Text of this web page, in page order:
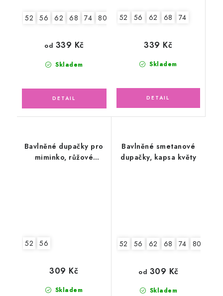
52 56 62 68 74 80
Skladem
od 339 Kč
52 56 62 68 74
Skladem
339 Kč
Bavlněné dupačky pro
miminko, růžové
52 56
Skladem
309 Kč
Bavlněné smetanové
dupačky, kapsa květy
52 56 62 68 74 80
Skladem
od 309 Kč